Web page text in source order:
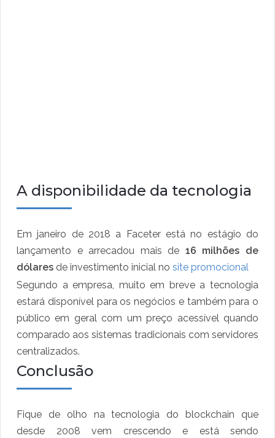
A disponibilidade da tecnologia
Em janeiro de 2018 a Faceter está no estágio do
lançamento e arrecadou mais de 16 milhões de
dólares de investimento inicial no site promocional
Segundo a empresa, muito em breve a tecnologia
estará disponível para os negócios e também para o
público em geral com um preço acessível quando
comparado aos sistemas tradicionais com servidores
centralizados.
Conclusão
Fique de olho na tecnologia do blockchain que
desde 2008 vem crescendo e está sendo